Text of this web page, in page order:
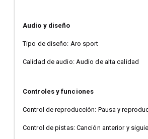
Audio y diseño
Tipo de diseño: Aro sport
Calidad de audio: Audio de alta calidad
Controles y funciones
Control de reproducción: Pausa y
Control de pistas: Canción anterior y